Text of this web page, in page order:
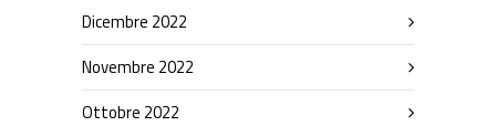
Dicembre 2022
Novembre 2022
Ottobre 2022